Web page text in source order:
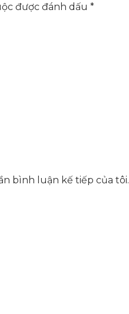
được đánh dấu *
bình luận kế tiếp của tôi.